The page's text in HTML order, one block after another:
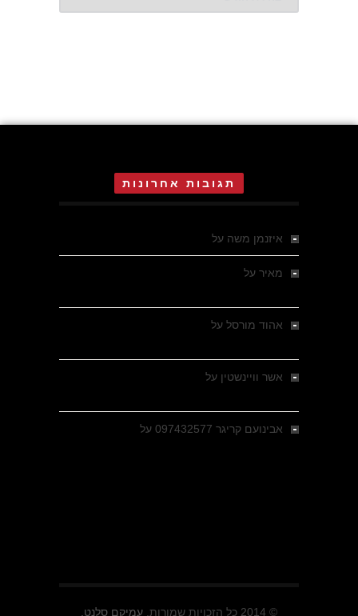
תגובות אחרונות
איזנמן משה על
מאיר על
אהוד מורסל על
אשר וויינשטין על
אבינועם קריגר 097432577 על
© 2014 כל הזכויות שמורות. עמיקם סלנט.